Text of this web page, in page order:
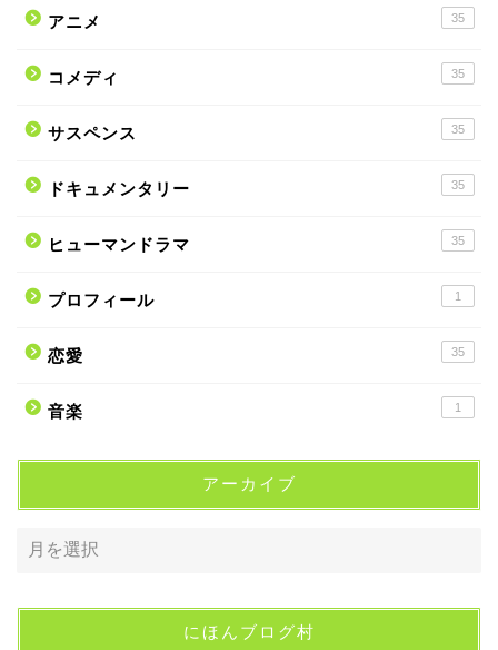
アニメ 35
コメディ 35
サスペンス 35
ドキュメンタリー 35
ヒューマンドラマ 35
プロフィール 1
恋愛 35
音楽 1
アーカイブ
にほんブログ村